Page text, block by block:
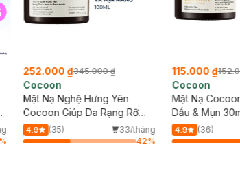
252.000 ₫345.000 ₫
Cocoon
Mặt Nạ Nghệ Hưng Yên
Cocoon Giúp Da Rạng Rỡ
Mịn Màng 100ml
4.9 (35)
33/tháng
42%
115.000 ₫
Cocoon
Mặt Nạ
Dầu & Mụn
4.9 (36)